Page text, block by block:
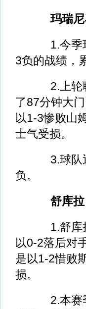
玛瑞尼
1.今季玛
3负的战绩，
2.上轮联
了87分钟大
以1-3惨败山
士气受损。
3.球队近
负。
舒库拉
1.舒库拉
以0-2落后对
是以1-2惜败
损。
2.本赛季